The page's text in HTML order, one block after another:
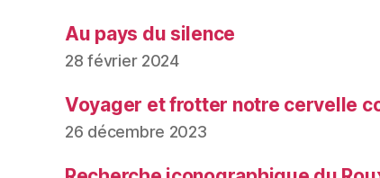
Au pays du silence
28 février 2024
Voyager et frotter notre cervelle
26 décembre 2023